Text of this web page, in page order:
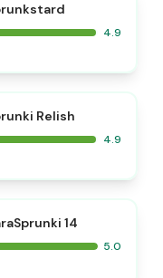
4.9
Relish
4.9
14
5.0